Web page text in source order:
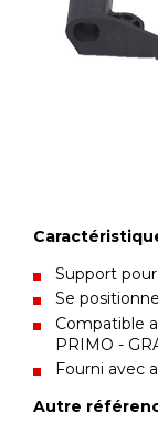
Support
Se
Compatible
PRIMO -
Fourni avec
Autre